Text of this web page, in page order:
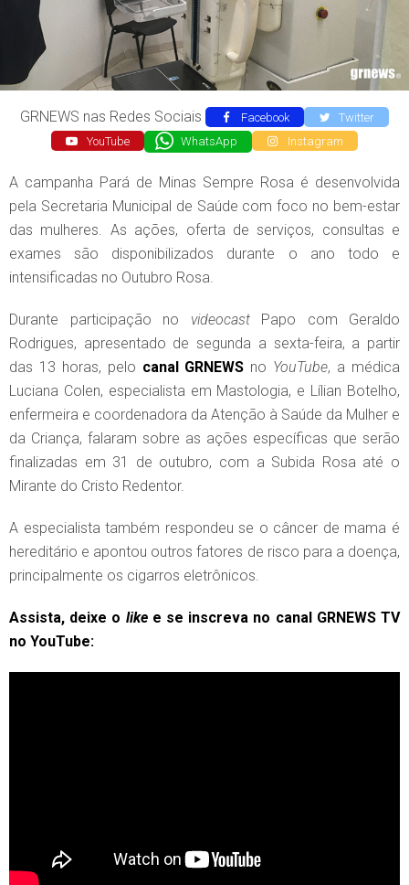
GRNEWS nas Redes Sociais Facebook
Twitter
YouTube
WhatsApp Instagram
A campanha Pará de Minas Sempre Rosa é desenvolvida
pela Secretaria Municipal de Saúde com foco no bem-estar
das mulheres. As ações, oferta de serviços, consultas e
exames são disponibilizados durante o ano todo e
intensificadas no Outubro Rosa.
Durante participação no videocastPapo com Geraldo
Rodrigues, apresentado de segunda a sexta-feira, a partir
das 13 horas, pelo canal GRNEWS no YouTube, a médica
Luciana Colen, especialista em Mastologia, e Lílian Botelho,
enfermeira e coordenadora da Atenção à Saúde da Mulher e
da Criança, falaram sobre as ações específicas que serão
finalizadas em 31 de outubro, com a Subida Rosa até o
Mirante do Cristo Redentor.
A especialista também respondeu se o câncer de mama é
hereditário e apontou outros fatores de risco para a doença,
principalmente os cigarros eletrônicos.
Assista, deixe o likee se inscreva no canal GRNEWS TV
no YouTube: